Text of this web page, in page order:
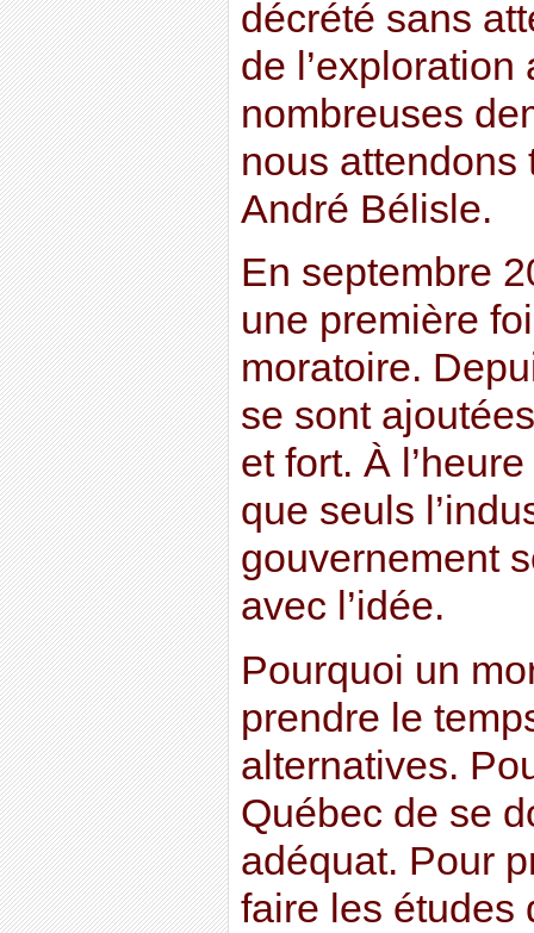
décrété sans
de l’exploration
nombreuses
nous attendons
André Bélisle.
En septembre
une première
moratoire.
se sont
et fort. À
que seuls
gouvernement
avec l’idée.
Pourquoi un
prendre le
alternatives.
Québec de se
adéquat. Pour
faire les études